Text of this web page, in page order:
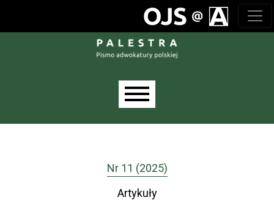
Nr 11 (2025)
Artykuły